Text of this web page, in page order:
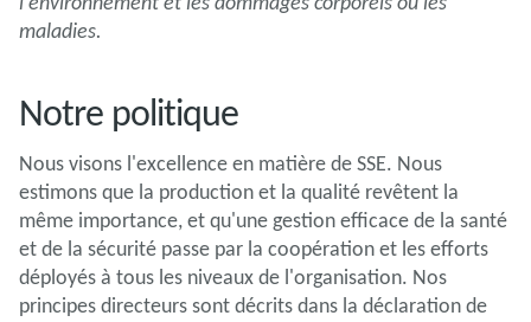
maladies.
Notre politique
Nous visons l'excellence en matière de SSE. Nous
estimons que la production et la qualité revêtent la
même importance, et qu'une gestion efficace de la santé
et de la sécurité passe par la coopération et les efforts
déployés à tous les niveaux de l'organisation. Nos
principes directeurs sont décrits dans la déclaration de